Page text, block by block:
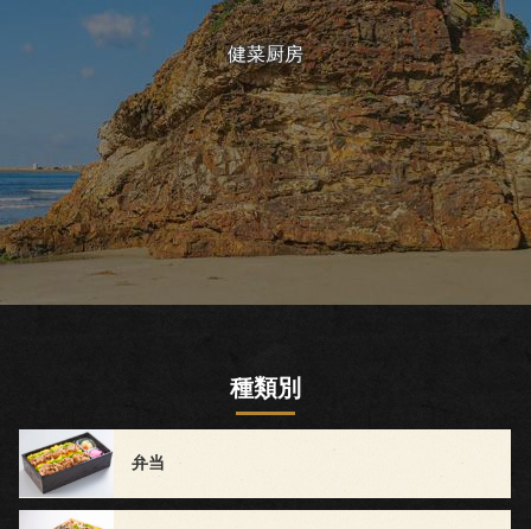
り
会・
地
域
ま
り
健菜厨房
種類別
弁当